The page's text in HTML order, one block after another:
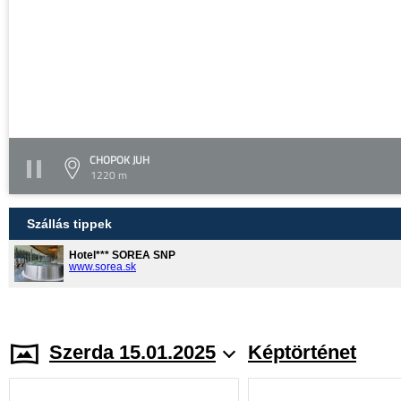
CHOPOK JUH
1220 m
Szállás tippek
Hotel*** SOREA SNP
www.sorea.sk
Szerda 15.01.2025 Képtörténet